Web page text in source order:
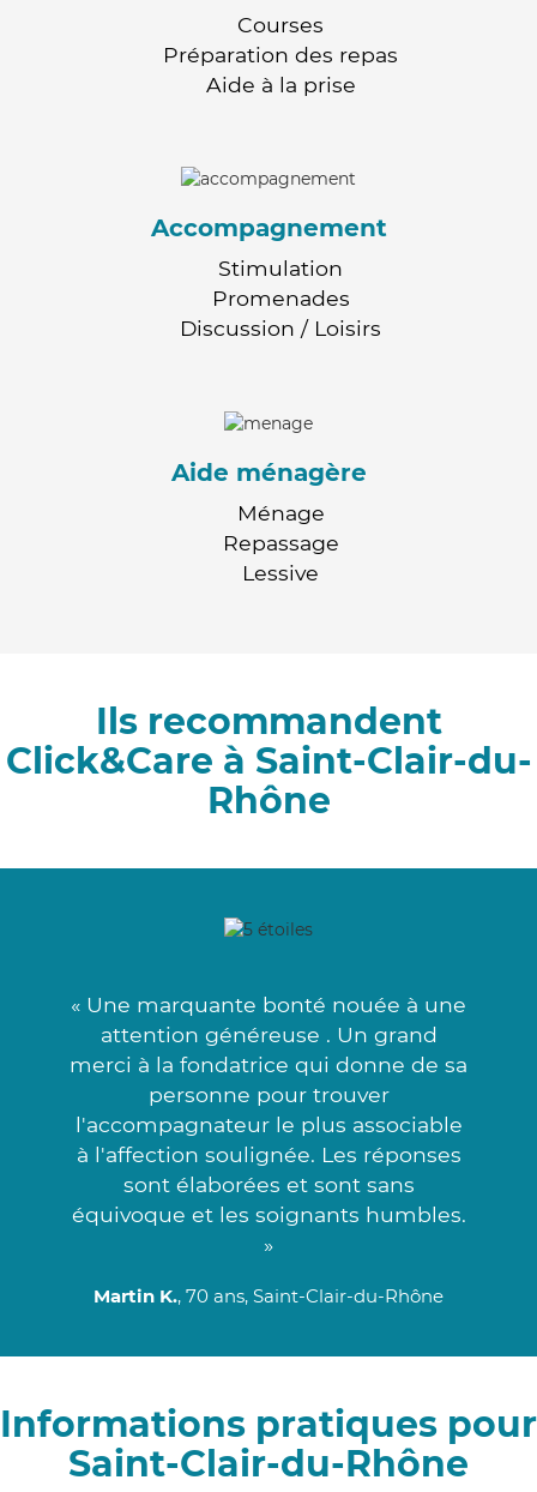
Courses
Préparation des repas
Aide à la prise
Accompagnement
Stimulation
Promenades
Discussion / Loisirs
Aide ménagère
Ménage
Repassage
Lessive
Ils recommandent
Click&Care à Saint-Clair-du-
Rhône
« Une marquante bonté nouée à une
attention généreuse . Un grand
merci à la fondatrice qui donne de sa
personne pour trouver
l'accompagnateur le plus associable
à l'affection soulignée. Les réponses
sont élaborées et sont sans
équivoque et les soignants humbles.
»
Martin K., 70 ans, Saint-Clair-du-Rhône
Informations pratiques pour
Saint-Clair-du-Rhône